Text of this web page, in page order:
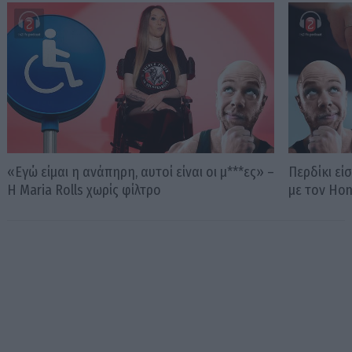
«Εγώ είμαι η ανάπηρη, αυτοί είναι οι μ***ες» –
Η Maria Rolls χωρίς φίλτρο
Περδίκι
με τον